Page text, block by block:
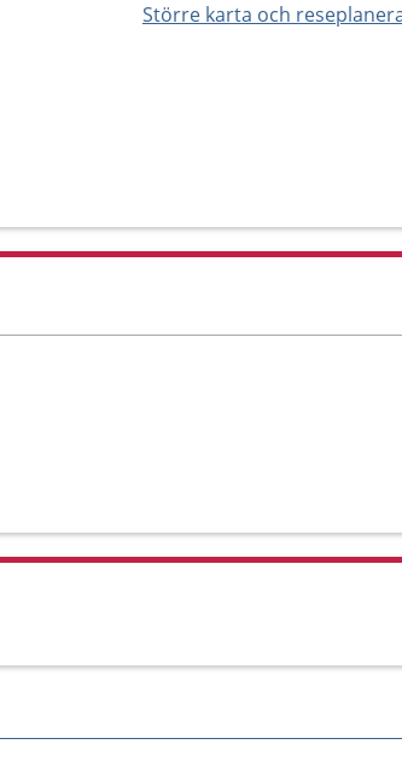
Större karta och